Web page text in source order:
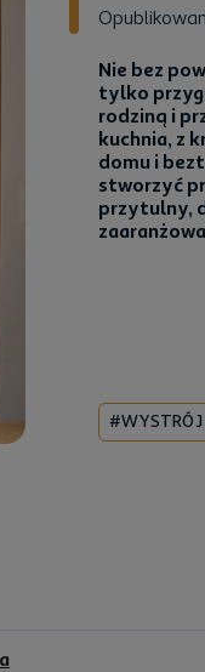
Nie bez
tylko
rodziną i
kuchnia, z
domu i
stworzyć
przytulny,
#WYSTRÓJ